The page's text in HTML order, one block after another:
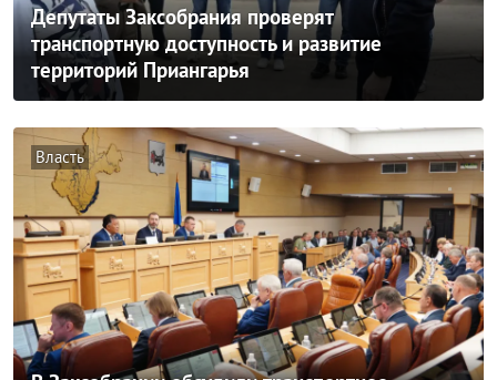
Депутаты Заксобрания проверят
транспортную доступность и развитие
территорий Приангарья
Власть